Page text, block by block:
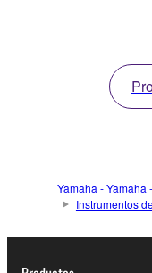
Yamaha - Yamaha
Instrumentos